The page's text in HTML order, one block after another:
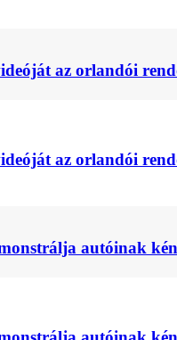
az orlandói
az orlandói
autóinak